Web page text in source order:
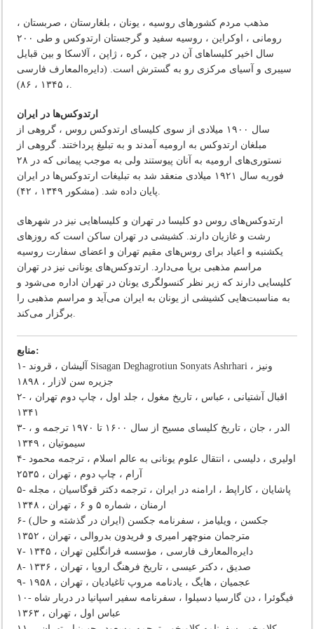
مذهب‌ مردم‌ کشورهای‌ روسیه‌ ، یونان ‌، بلغارستان‌ ، صربستان ‌،
رومانی ‌، اوکراین ‌، روسیه‌ سفید و گرجستان‌ ارتدوکس‌ و طی‌ ۲۰۰
سال‌ اخیر کلیساهای‌ آن‌ در چین ‌، کره ‌، ژاپن ‌، آلاسکا و بین‌ قبایل‌
سیبری‌ و آسیای‌ مرکزی‌ رو به‌ گسترش‌ است‌. (دایره‌المعارف‌ فارسی‌
، ۱۳۴۵ ، ۸۶).
ارتدوکس‌ها در ایران
سال‌ ۱۹۰۰ میلادی‌ از سوی‌ کلیسای‌ ارتدوکس‌ روس ‌، گروهی‌ از
مبلغان‌ ارتدوکس‌ به‌ ارومیه‌ آمدند و به‌ تبلیغ‌ پرداختند. گروهی‌ از
نستوری‌های‌ ارومیه‌ به‌ آنان‌ پیوستند ولی‌ به‌ موجب‌ پیمانی‌ که‌ در ۲۸
فوریه‌ سال‌ ۱۹۲۱ میلادی‌ منعقد شد به‌ تبلیغات‌ ارتدوکس‌ها در ایران‌
پایان‌ داده‌ شد. (مشکور ۱۳۴۹ ، ۴۲).
ارتدوکس‌های‌ روس‌ دو کلیسا در تهران‌ و کلیساهایی‌ نیز در شهرهای‌
رشت‌ و غازیان‌ دارند. کشیشی‌ در تهران‌ ساکن‌ است‌ که‌ روزهای‌
یکشنبه‌ و اعیاد برای‌ روس‌های‌ مقیم‌ تهران‌ و اعضای‌ سفارت‌ روسیه‌
مراسم‌ مذهبی‌ برپا می‌دارد. ارتدوکس‌های‌ یونانی‌ نیز در تهران‌
کلیسایی‌ دارند که‌ زیر نظر کنسولگری‌ یونان‌ در تهران‌ اداره‌ می‌شود و
به‌ مناسبت‌هایی‌ کشیشی‌ از یونان‌ به‌ ایران‌ می‌آید و مراسم‌ مذهبی‌ را
برگزار می‌کند.
منابع‌:
۱- آلیشان ‌، قروند Sisagan Deghagrotiun Sonyats Ashrhari ونیز ،
جزیره‌ سن‌ لازار ، ۱۸۹۸
۲- اقبال‌ آشتیانی ‌، عباس ‌، تاریخ‌ مغول ‌، جلد اول ‌، چاپ‌ دوم‌ تهران‌ ،
۱۳۴۱
۳- الدر ، جان ‌، تاریخ‌ کلیسای‌ مسیح‌ از سال‌ ۱۶۰۰ تا ۱۹۷۰ ترجمه‌ و ،
سیموتیان‌ ، ۱۳۴۹
۴- اولیری ‌، دلیسی‌ ، انتقال‌ علوم‌ یونانی‌ به‌ عالم‌ اسلام‌ ، ترجمه‌ محمود
آرام‌ ، چاپ‌ دوم ‌، تهران ‌، ۲۵۳۵
۵- پاشایان ‌، کاراپط ‌، ارامنه‌ در ایران‌ ، ترجمه‌ دکتر قوگاسیان ‌، مجله‌
ارمنان ‌، شماره‌ ۵ و ۶ ، تهران ‌، ۱۳۴۸
۶- جکسن ‌، ویلیامز ، سفرنامه‌ جکسن‌ (ایران‌ در گذشته‌ و حال‌)
مترجمان‌ منوچهر امیری‌ و فریدون‌ بدروالی ‌، تهران ‌، ۱۳۵۲
۷- دایره‌المعارف‌ فارسی ‌، مؤسسه‌ فرانگلین‌ تهران ‌، ۱۳۴۵
۸- صدیق ‌، دکتر عیسی‌ ، تاریخ‌ فرهنگ‌ اروپا ، تهران‌ ، ۱۳۳۶
۹- عجمیان ‌، هایگ ‌، یادنامه‌ مروپ‌ تاغیادیان ‌، تهران ‌، ۱۹۵۸
۱۰- فیگوئرا ، دن‌ گارسیا دسیلوا ، سفرنامه‌ سفیر اسپانیا در دربار شاه‌
عباس‌ اول ‌، تهران ‌، ۱۳۶۳